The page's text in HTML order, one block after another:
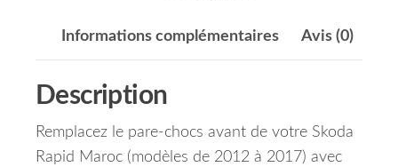
Informations complémentaires Avis (0)
Description
Remplacez le pare-chocs avant de votre Skoda
Rapid Maroc (modèles de 2012 à 2017) avec